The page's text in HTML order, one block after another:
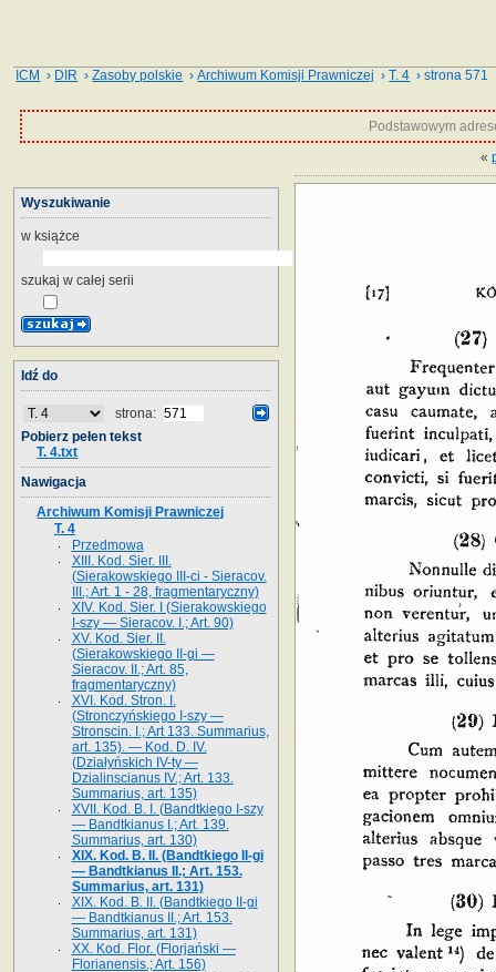
ICM › DIR ›Zasoby polskie ›Archiwum Komisji Prawniczej ›T. 4 › strona 571
Podstawowym
«
Wyszukiwanie
w książce
szukaj w całej serii
Idź do
strona:
Pobierz pełen tekst
T. 4.txt
Nawigacja
Archiwum Komisji Prawniczej
T. 4
Przedmowa
XIII. Kod. Sier. III.
(Sierakowskiego III-ci - Sieracov.
III.; Art. 1 - 28, fragmentaryczny)
XIV. Kod. Sier. I (Sierakowskiego
I-szy — Sieracov. I.; Art. 90)
XV. Kod. Sier. II.
(Sierakowskiego II-gi —
Sieracov. II.; Art. 85,
fragmentaryczny)
XVI. Kod. Stron. I.
(Stronczyńskiego I-szy —
Stronscin. I.; Art 133. Summarius,
art. 135). — Kod. D. IV.
(Działyńskich IV-ty —
Dzialinscianus IV.; Art. 133.
Summarius, art. 135)
XVII. Kod. B. I. (Bandtkiego I-szy
— Bandtkianus I.; Art. 139.
Summarius, art. 130)
XIX. Kod. B. II. (Bandtkiego II-gi
— Bandtkianus II.; Art. 153.
Summarius, art. 131)
XIX. Kod. B. II. (Bandtkiego II-gi
— Bandtkianus II.; Art. 153.
Summarius, art. 131)
XX. Kod. Flor. (Florjański —
Florianensis.; Art. 156)